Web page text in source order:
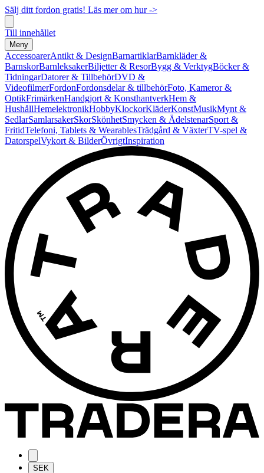
Sälj ditt fordon gratis! Läs mer om hur ->
Till innehållet
Meny
AccessoarerAntikt & DesignBarnartiklarBarnkläder &
BarnskorBarnleksakerBiljetter & ResorBygg & VerktygBöcker &
TidningarDatorer & TillbehörDVD &
VideofilmerFordonFordonsdelar & tillbehörFoto, Kameror &
OptikFrimärkenHandgjort & KonsthantverkHem &
HushållHemelektronikHobbyKlockorKläderKonstMusikMynt &
SedlarSamlarsakerSkorSkönhetSmycken & ÄdelstenarSport &
FritidTelefoni, Tablets & WearablesTrädgård & VäxterTV-spel &
DatorspelVykort & BilderÖvrigtInspiration
SEK